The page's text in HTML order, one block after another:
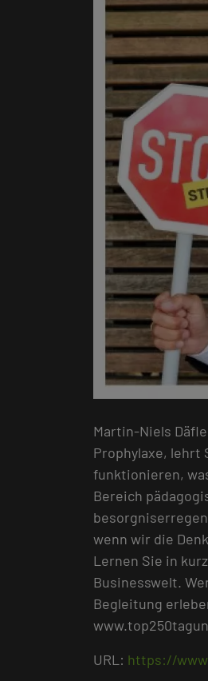
Martin-Niels
Prophylaxe, lehrt
funktionieren,
Bereich
wenn wir die
Lernen Sie in
Businesswelt.
Begleitung
URL: https://